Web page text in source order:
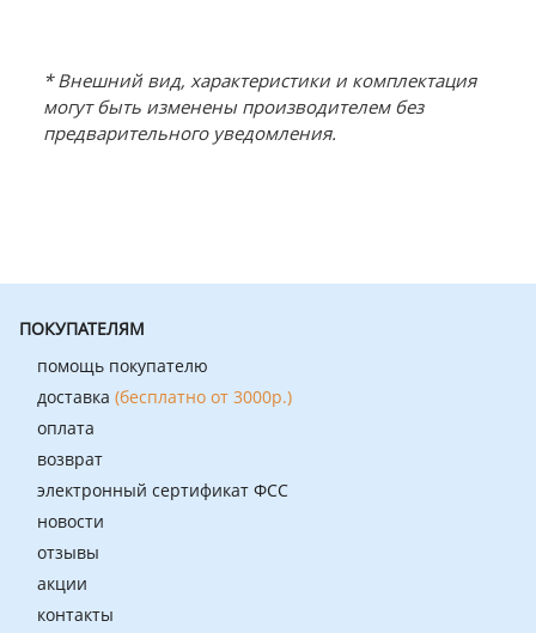
* Внешний вид, характеристики и комплектация
могут быть изменены производителем без
предварительного уведомления.
ПОКУПАТЕЛЯМ
помощь покупателю
доставка (бесплатно от 3000р.)
оплата
возврат
электронный сертификат ФСС
новости
отзывы
акции
контакты